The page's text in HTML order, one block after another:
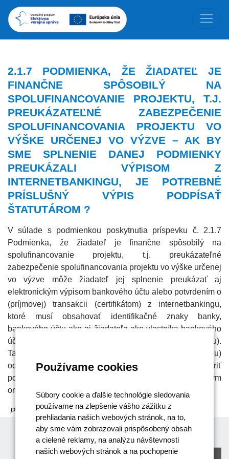
2.1.7 PODMIENKA, ŽE ŽIADATEĽ JE
FINANČNE SPÔSOBILÝ NA
SPOLUFINANCOVANIE PROJEKTU, T.J.
PREUKÁZATEĽNÉ ZABEZPEČENIE
SPOLUFINANCOVANIA PROJEKTU VO
VÝŠKE URČENEJ VO VÝZVE – AK BY
SME SPLNENIE DANEJ PODMIENKY
PREUKÁZALI VÝPISOM Z
INTERNETBANKINGU, JE POTREBNÉ
PRÍSLUŠNÝ VÝPIS PODPÍSAŤ
ŠTATUTÁROM ?
V súlade s podmienkou poskytnutia príspevku č. 2.1.7
Podmienka, že žiadateľ je finančne spôsobilý na
spolufinancovanie projektu, t.j. preukázateľné
zabezpečenie spolufinancovania projektu vo výške určenej
vo výzve môže žiadateľ jej splnenie preukázať aj
elektronickým výpisom bankového účtu alebo potvrdením o
(príjmovej) transakcii (certifikátom) z internetbankingu,
ktoré musí obsahovať identifikačné znaky banky,
bankového účtu ako aj žiadateľa ako vlastníka bankového
účtu (obdobne ako pri výpise účtu potvrdeného bankou).
Takýto dokument/listinu (nepodpísaný fyzicky bankou)
odporúča Poskytovateľ na potvrdenie jeho pravosti overiť
podpisom (prípadne aj pečiatkou subjektu) štatutárnym
orgánom žiadateľa.
Pomohla Vám táto odpoveď? Áno / Nie
Používame cookies
Súbory cookie a ďalšie technológie sledovania
používame na zlepšenie vášho zážitku z
prehliadania našich webových stránok, na to,
aby sme vám zobrazovali prispôsobený obsah
a cielené reklamy, na analýzu návštevnosti
našich webových stránok a na pochopenie